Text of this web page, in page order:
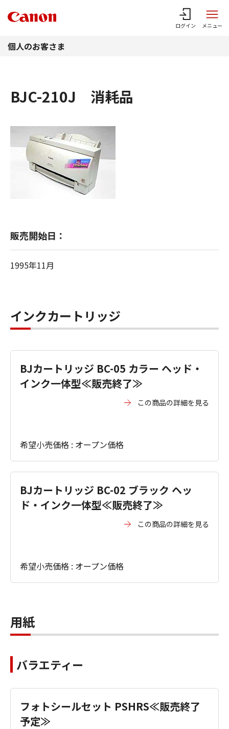
ログイン メニュー
個人のお客さま
BJC-210J 消耗品
販売開始日：
1995年11月
インクカートリッジ
BJカートリッジ BC-05 カラー ヘッド・
インク一体型≪販売終了≫
この商品の詳細を見る
希望小売価格 : オープン価格
BJカートリッジ BC-02 ブラック ヘッ
ド・インク一体型≪販売終了≫
この商品の詳細を見る
希望小売価格 : オープン価格
用紙
バラエティー
フォトシールセット PSHRS≪販売終了
予定≫